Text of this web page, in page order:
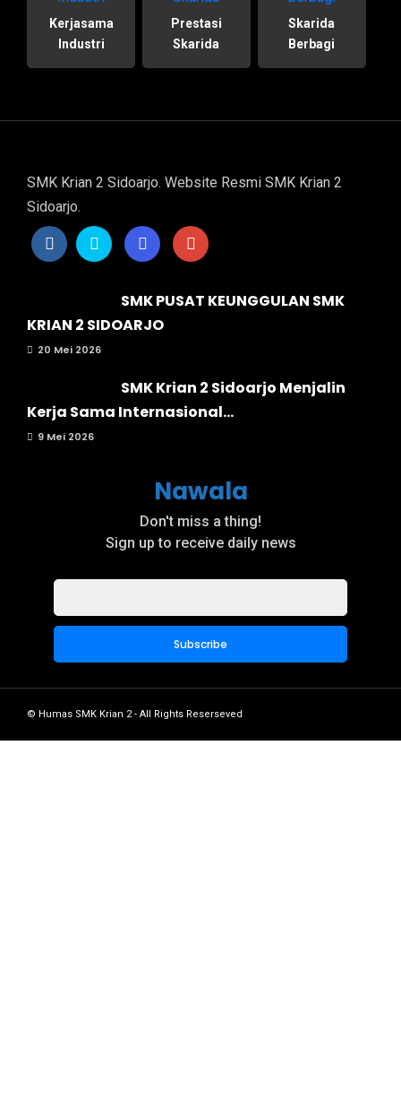
Kerjasama
Industri
Prestasi
Skarida
Skarida
Berbagi
SMK Krian 2 Sidoarjo. Website Resmi SMK Krian 2
Sidoarjo.
SMK PUSAT KEUNGGULAN SMK
KRIAN 2 SIDOARJO
20 Mei 2026
SMK Krian 2 Sidoarjo Menjalin
Kerja Sama Internasional...
9 Mei 2026
Nawala
Don't miss a thing!
Sign up to receive daily news
© Humas SMK Krian 2 - All Rights Reserseved